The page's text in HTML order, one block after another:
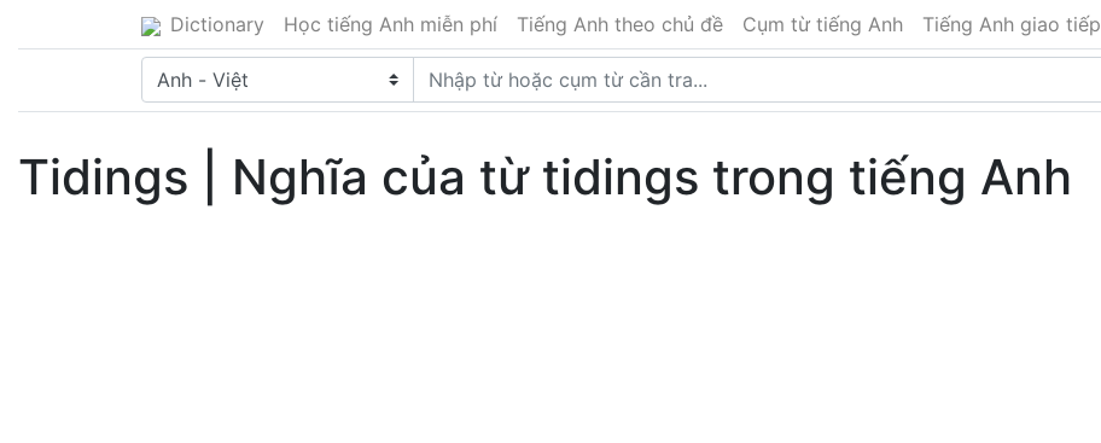
Dictionary Học tiếng Anh miễn phí Tiếng Anh theo chủ đề Cụm từ tiếng Anh Tiếng Anh giao tiếp
Tidings | Nghĩa của từ tidings trong tiếng Anh